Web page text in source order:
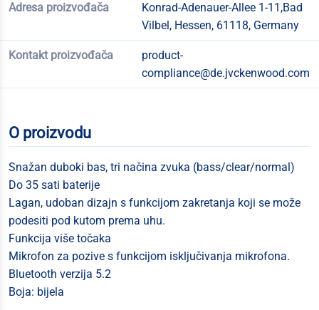
Adresa proizvođača
Konrad-Adenauer-Allee 1-11,Bad
Vilbel, Hessen, 61118, Germany
Kontakt proizvođača
product-
compliance@de.jvckenwood.com
O proizvodu
Snažan duboki bas, tri načina zvuka (bass/clear/normal)
Do 35 sati baterije
Lagan, udoban dizajn s funkcijom zakretanja koji se može
podesiti pod kutom prema uhu.
Funkcija više točaka
Mikrofon za pozive s funkcijom isključivanja mikrofona.
Bluetooth verzija 5.2
Boja: bijela